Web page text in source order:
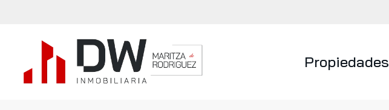
Propiedades